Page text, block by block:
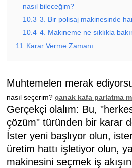
nasıl bileceğim?
10.3 3. Bir polisaj makinesinde
10.4 4. Makineme ne sıklıkla
11
Karar Verme Zamanı
Muhtemelen merak
nasıl seçerim?çanak kafa parlatma
Gerçekçi olalım: Bu,
çözüm" türünden bir karar
İster yeni başlıyor olun,
üretim hattı işletiyor olun,
makinesini seçmek iş